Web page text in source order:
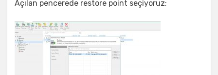
Açılan pencerede restore point seçiyoruz;